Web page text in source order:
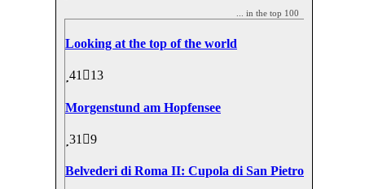
... in the top 100
Looking at the top of the world
41 13
Morgenstund am Hopfensee
31 9
Belvederi di Roma II: Cupola di San Pietro